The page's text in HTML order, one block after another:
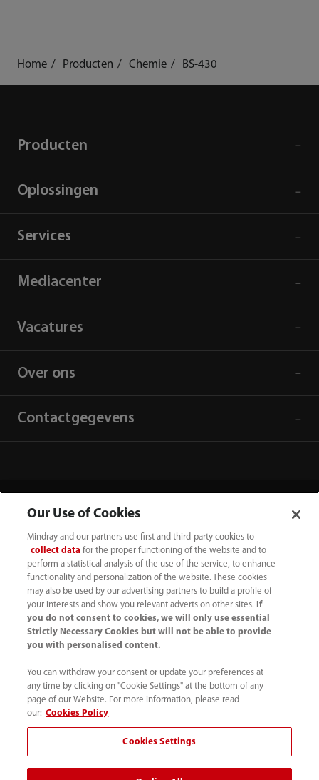
Home Producten Chemie BS-430
Producten
Oplossingen
Services
Mediacenter
Vacatures
Over ons
Contactgegevens
(31-33) 254 4911
info.nl@mindray.com
Gebruiksvoorwaarden｜Sitemap｜
Cookie kennisgeving ｜Privacy Verklaring｜
Hulplijn naleving｜
© 2026 Shenzhen Mindray Bio-Medical Electronics Co.,
Ltd. Alle rechten voorbehouden
Our Use of Cookies
Mindray and our partners use first and third-party cookies to
collect data for the proper functioning of the website and to
perform a statistical analysis of the use of the service, to enhance
functionality and personalization of the website. These cookies
may also be used by our advertising partners to build a profile of
your interests and show you relevant adverts on other sites.
If
you do not consent to cookies, we will only use essential
Strictly Necessary Cookies but will not be able to provide
you with personalised content.
You can withdraw your consent or update your preferences at
any time by clicking on "Cookie Settings" at the bottom of any
page of our Website. For more information, please read
our: Cookies Policy
Cookies Settings